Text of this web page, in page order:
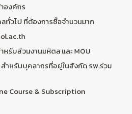
องค์กร
ทั่วไป ที่ต้องการซื้อจำนวนมาก
หรับส่วนงานมหิดล และ MOU
ำหรับบุคลากรที่อยู่ในสังกัด รพ.ร่วม
Course & Subscription